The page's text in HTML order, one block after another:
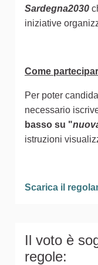
Sardegna2030
iniziative
Come
Per poter
necessario
basso su "
istruzioni
Scarica il
Il voto è
regole: